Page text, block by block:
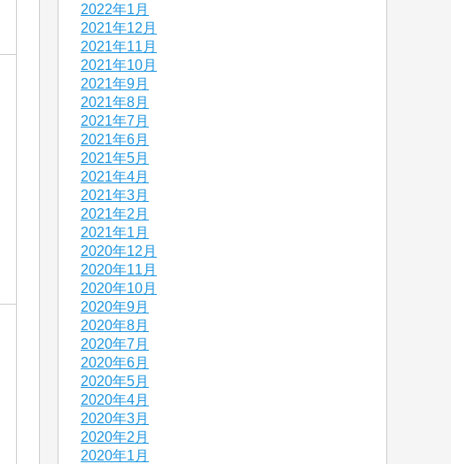
2022年1月
2021年12月
2021年11月
2021年10月
2021年9月
2021年8月
2021年7月
2021年6月
2021年5月
2021年4月
2021年3月
2021年2月
2021年1月
2020年12月
2020年11月
2020年10月
2020年9月
2020年8月
2020年7月
2020年6月
2020年5月
2020年4月
2020年3月
2020年2月
2020年1月